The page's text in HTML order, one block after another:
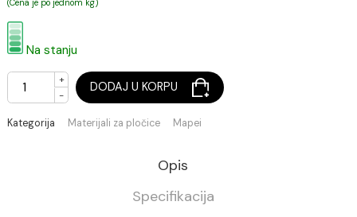
Cena je sa PDV-om
82,00 RSD / kg
(Cena je po jednom kg)
Materijali za pločice Mapei